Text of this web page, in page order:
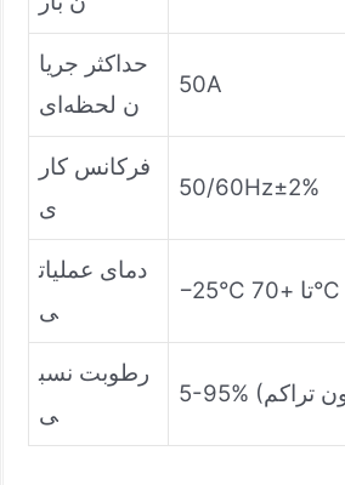
حداکثر جریا
ن لحظه‌ای
50A
فرکانس کار
ی
50/60Hz±2%
دمای عملیات
ی
−25°C تا +70°C
رطوبت نسب
ی